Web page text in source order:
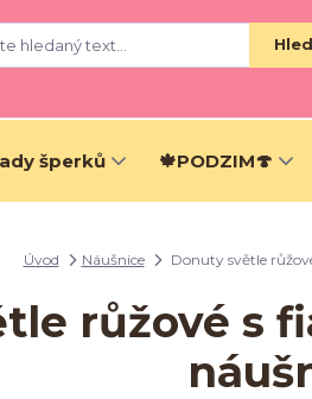
šperků 🍁PODZIM🍄
Úvod Náušnice Donuty světle
růžové s